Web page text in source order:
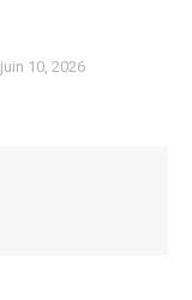
juin 10, 2026